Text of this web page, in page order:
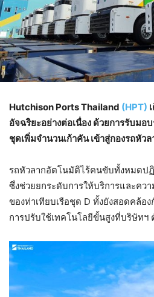
Hutchison Ports Thailand (HPT)
อัจฉริยะอย่างต่อเนื่อง ด้วยการรับม
ชุดเพิ่มจำนวนเก้าคัน เข้าสู่กองรถหั
รถหัวลากอัตโนมัติไร้คนขับทั้งหมดป
ซึ่งช่วยยกระดับการให้บริการและคว
ของท่าเทียบเรือชุด D ทั้งยังสอดคล้อ
การปรับใช้เทคโนโลยีขั้นสูงที่บริษัทฯ